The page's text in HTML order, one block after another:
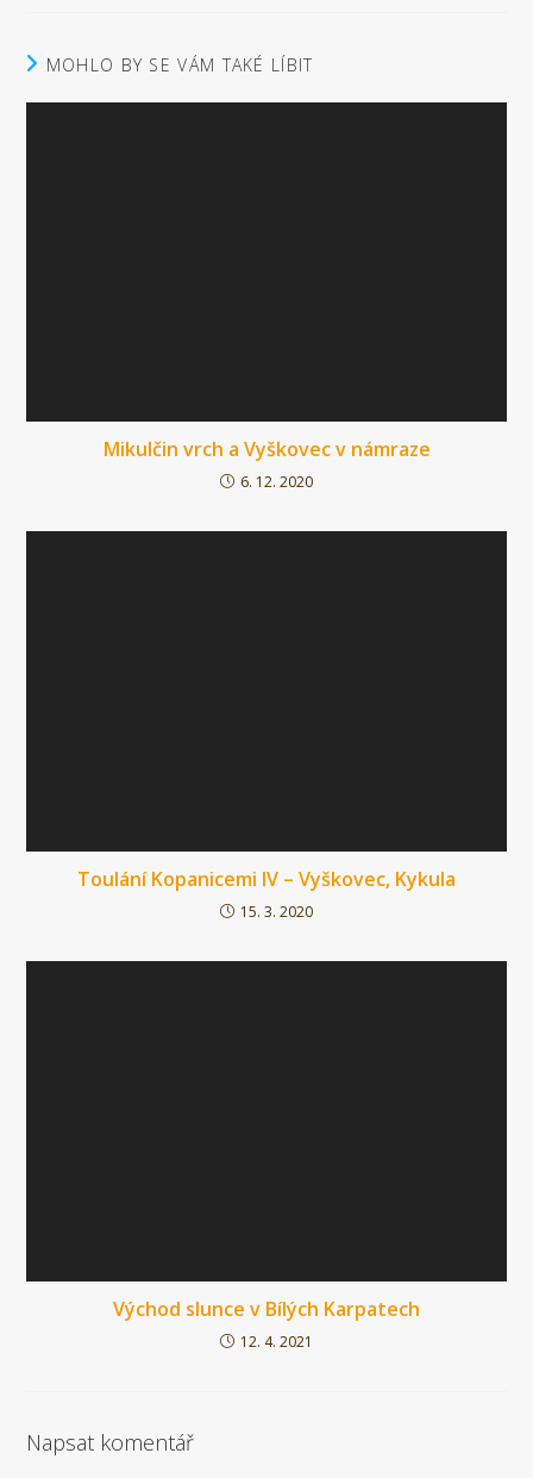
MOHLO BY SE VÁM TAKÉ LÍBIT
Mikulčin vrch a Vyškovec v námraze
6. 12. 2020
Toulání Kopanicemi IV – Vyškovec, Kykula
15. 3. 2020
Východ slunce v Bílých Karpatech
12. 4. 2021
Napsat komentář